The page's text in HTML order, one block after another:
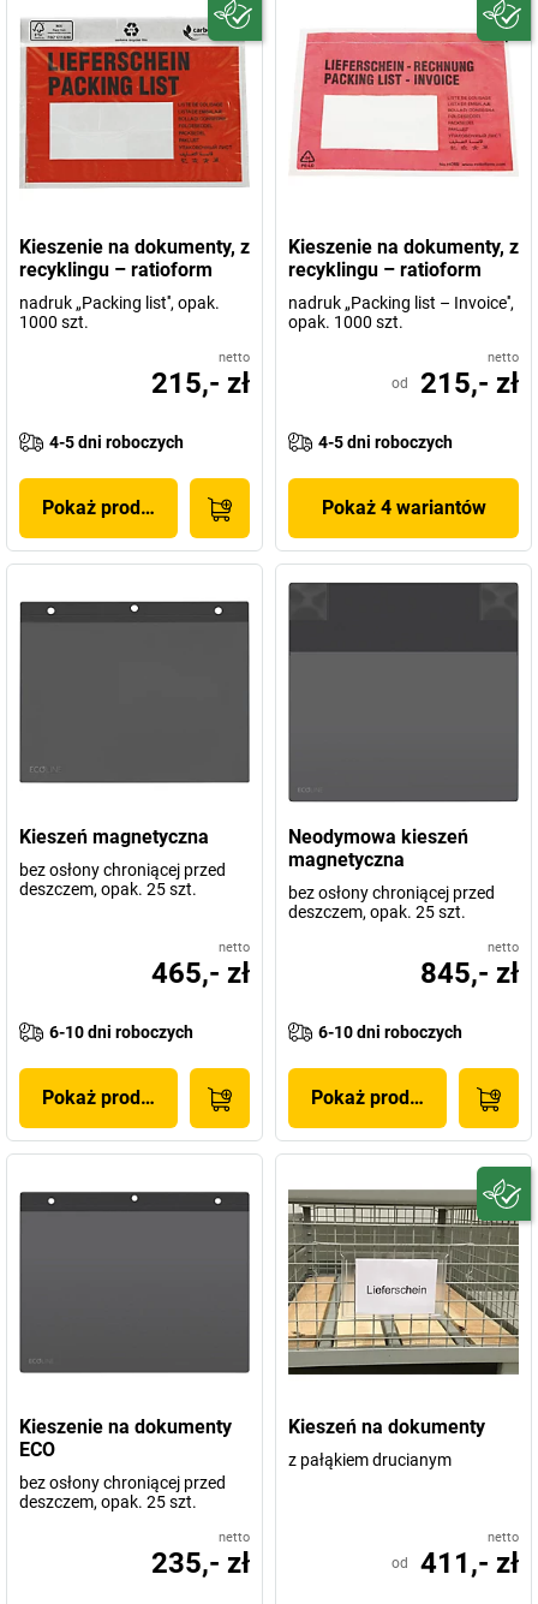
Kieszenie na dokumenty, z
recyklingu – ratioform
nadruk „Packing list'', opak.
1000 szt.
netto
215,- zł
4-5 dni roboczych
Pokaż produkt
Kieszenie na dokumenty, z
recyklingu – ratioform
nadruk „Packing list – Invoice'',
opak. 1000 szt.
netto
od 215,- zł
4-5 dni roboczych
Pokaż 4 wariantów
Kieszeń magnetyczna
bez osłony chroniącej przed
deszczem, opak. 25 szt.
netto
465,- zł
6-10 dni roboczych
Pokaż produkt
Neodymowa kieszeń
magnetyczna
bez osłony chroniącej przed
deszczem, opak. 25 szt.
netto
845,- zł
6-10 dni roboczych
Pokaż produkt
Kieszenie na dokumenty
ECO
bez osłony chroniącej przed
deszczem, opak. 25 szt.
netto
235,- zł
Kieszeń na dokumenty
z pałąkiem drucianym
netto
od 411,- zł